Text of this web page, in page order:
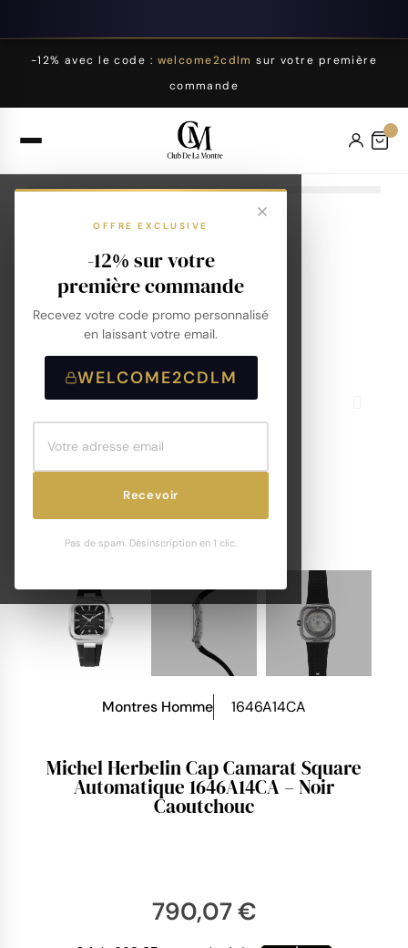
-12% avec le code : welcome2cdlm sur votre première
commande
OFFRE EXCLUSIVE
-12% sur votre
première commande
Recevez votre code promo personnalisé
en laissant votre email.
WELCOME2CDLM
Recevoir
Pas de spam. Désinscription en 1 clic.
Montres Homme 1646A14CA
Michel Herbelin Cap Camarat Square
Automatique 1646A14CA – Noir
Caoutchouc
790,07 €